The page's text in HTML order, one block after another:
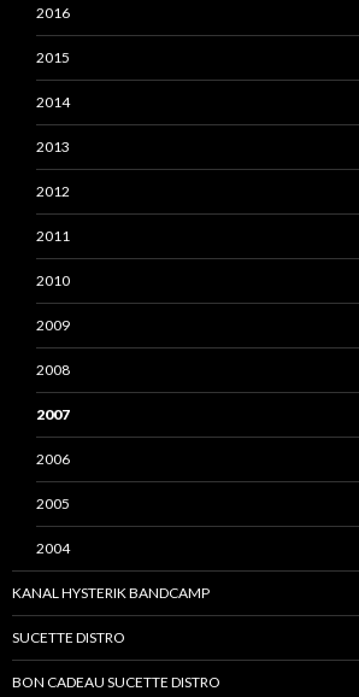
2016
2015
2014
2013
2012
2011
2010
2009
2008
2007
2006
2005
2004
KANAL HYSTERIK BANDCAMP
SUCETTE DISTRO
BON CADEAU SUCETTE DISTRO